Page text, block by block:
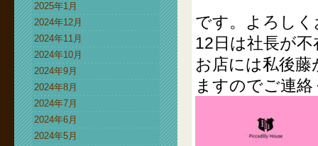
2025年1月
2024年12月
2024年11月
2024年10月
2024年9月
2024年8月
2024年7月
2024年6月
2024年5月
です。よろし
12日は社長が
お店には私後
ますのでご連